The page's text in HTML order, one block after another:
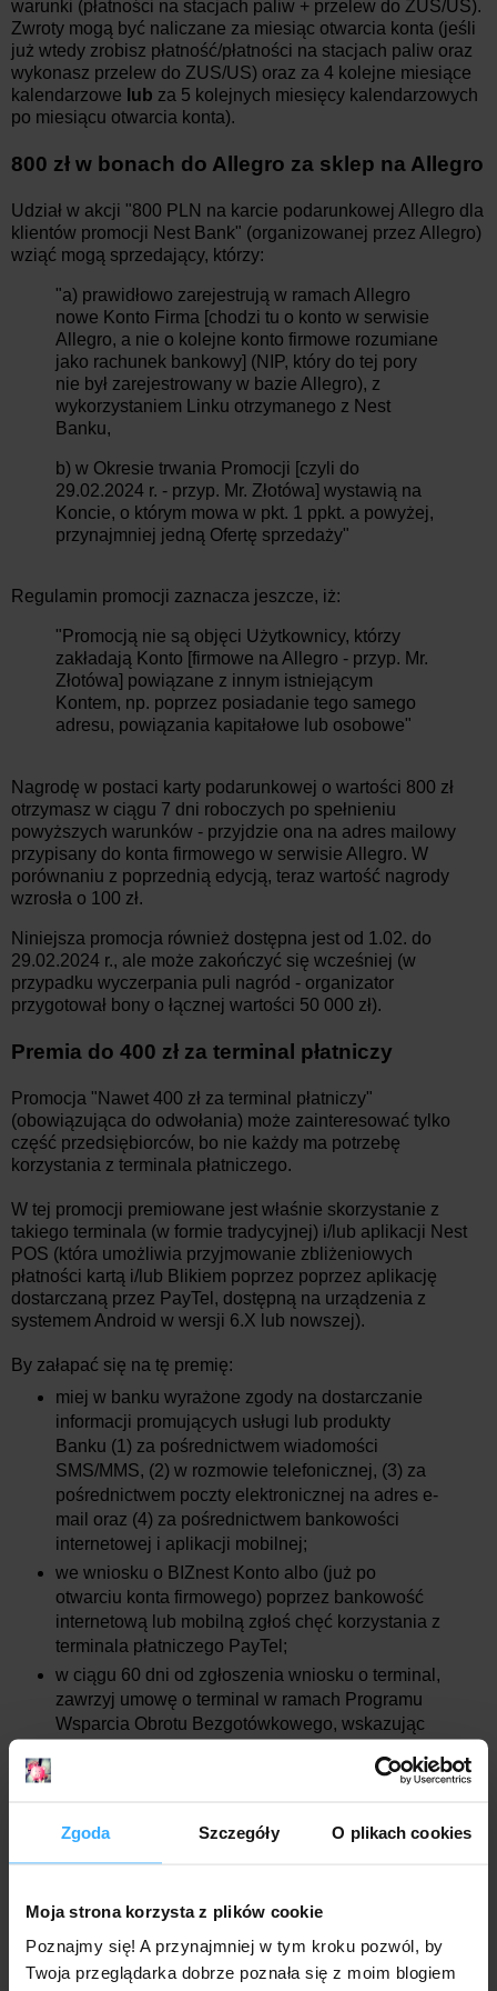
Zgoda Szczegóły O plikach cookies
Moja strona korzysta z plików cookie
Poznajmy się! A przynajmniej w tym kroku pozwól, by
Twoja przeglądarka dobrze poznała się z moim blogiem
warunki (płatności na stacjach paliw + przelew do ZUS/US).
Zwroty mogą być naliczane za miesiąc otwarcia konta (jeśli
już wtedy zrobisz płatność/płatności na stacjach paliw oraz
wykonasz przelew do ZUS/US) oraz za 4 kolejne miesiące
kalendarzowe lub za 5 kolejnych miesięcy kalendarzowych
po miesiącu otwarcia konta).
800 zł w bonach do Allegro za sklep na Allegro
Udział w akcji "800 PLN na karcie podarunkowej Allegro dla
klientów promocji Nest Bank" (organizowanej przez Allegro)
wziąć mogą sprzedający, którzy:
"a) prawidłowo zarejestrują w ramach Allegro
nowe Konto Firma [chodzi tu o konto w serwisie
Allegro, a nie o kolejne konto firmowe rozumiane
jako rachunek bankowy] (NIP, który do tej pory
nie był zarejestrowany w bazie Allegro), z
wykorzystaniem Linku otrzymanego z Nest
Banku,
b) w Okresie trwania Promocji [czyli do
29.02.2024 r. - przyp. Mr. Złotówa] wystawią na
Koncie, o którym mowa w pkt. 1 ppkt. a powyżej,
przynajmniej jedną Ofertę sprzedaży"
Regulamin promocji zaznacza jeszcze, iż:
"Promocją nie są objęci Użytkownicy, którzy
zakładają Konto [firmowe na Allegro - przyp. Mr.
Złotówa] powiązane z innym istniejącym
Kontem, np. poprzez posiadanie tego samego
adresu, powiązania kapitałowe lub osobowe"
Nagrodę w postaci karty podarunkowej o wartości 800 zł
otrzymasz w ciągu 7 dni roboczych po spełnieniu
powyższych warunków - przyjdzie ona na adres mailowy
przypisany do konta firmowego w serwisie Allegro. W
porównaniu z poprzednią edycją, teraz wartość nagrody
wzrosła o 100 zł.
Niniejsza promocja również dostępna jest od 1.02. do
29.02.2024 r., ale może zakończyć się wcześniej (w
przypadku wyczerpania puli nagród - organizator
przygotował bony o łącznej wartości 50 000 zł).
Premia do 400 zł za terminal płatniczy
Promocja "Nawet 400 zł za terminal płatniczy"
(obowiązująca do odwołania) może zainteresować tylko
część przedsiębiorców, bo nie każdy ma potrzebę
korzystania z terminala płatniczego.
W tej promocji premiowane jest właśnie skorzystanie z
takiego terminala (w formie tradycyjnej) i/lub aplikacji Nest
POS (która umożliwia przyjmowanie zbliżeniowych
płatności kartą i/lub Blikiem poprzez poprzez aplikację
dostarczaną przez PayTel, dostępną na urządzenia z
systemem Android w wersji 6.X lub nowszej).
By załapać się na tę premię:
miej w banku wyrażone zgody na dostarczanie
informacji promujących usługi lub produkty
Banku (1) za pośrednictwem wiadomości
SMS/MMS, (2) w rozmowie telefonicznej, (3) za
pośrednictwem poczty elektronicznej na adres e-
mail oraz (4) za pośrednictwem bankowości
internetowej i aplikacji mobilnej;
we wniosku o BIZnest Konto albo (już po
otwarciu konta firmowego) poprzez bankowość
internetową lub mobilną zgłoś chęć korzystania z
terminala płatniczego PayTel;
w ciągu 60 dni od zgłoszenia wniosku o terminal,
zawrzyj umowę o terminal w ramach Programu
Wsparcia Obrotu Bezgotówkowego, wskazując
rozliczeń transakcji dokonywanych za pomocą
terminala od 100 do nawet 400 zł.
A czym jest ów obrót? W myśl regulaminu promocji to
(cytuję):